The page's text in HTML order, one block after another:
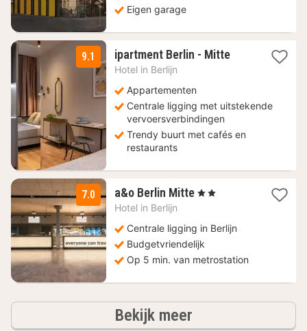
Eigen garage
9.1 ipartment Berlin - Mitte1
€
Hotel in Berlijn
Appartementen
Centrale ligging met uitstekende
vervoersverbindingen
Trendy buurt met cafés en
restaurants
7.0 a&o Berlin Mitte 2
86,01
€
, 2 Sterren
Hotel in Berlijn
Centrale ligging in Berlijn
Budgetvriendelijk
Op 5 min. van metrostation
Bekijk meerhotels